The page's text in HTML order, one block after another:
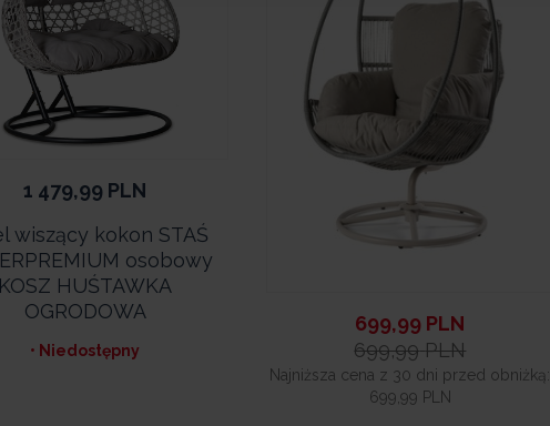
1 479,99 PLN
wiszący kokon STAŚ
osobowy
HUŚTAWKA
OGRODOWA
• Niedostępny
699,99 PLN
699,99 PLN
Najniższa cena z 30 dni przed obniżką:
699,99 PLN